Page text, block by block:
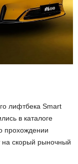
лифтбека Smart
в каталоге
прохождении
скорый рыночный